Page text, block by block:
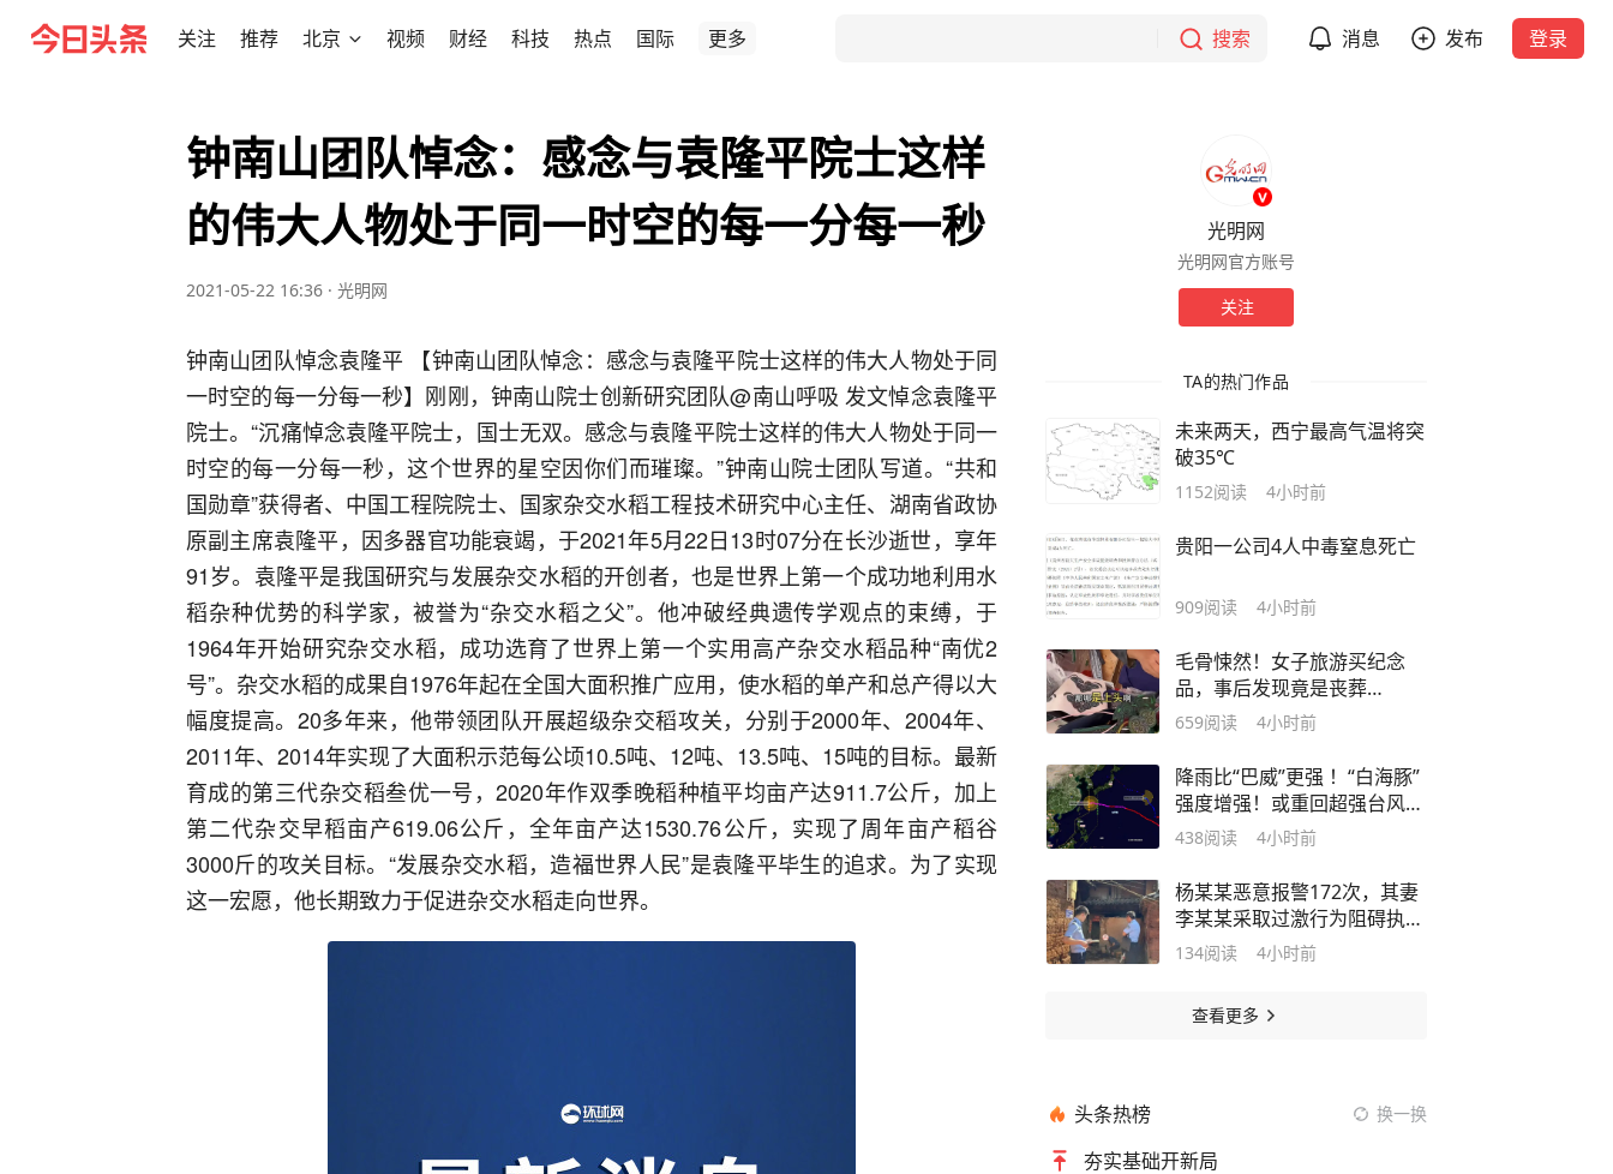
关注 推荐 北京 视频 财经 科技 热点 国际 更多 搜索 消息 发布 登录
钟南山团队悼念：感念与袁隆平院士这样
的伟大人物处于同一时空的每一分每一秒
2021-05-22 16:36 · 光明网
钟南山团队悼念袁隆平 【钟南山团队悼念：感念与袁隆平院士这样的伟大人物处于同
一时空的每一分每一秒】刚刚，钟南山院士创新研究团队@南山呼吸 发文悼念袁隆平
院士。“沉痛悼念袁隆平院士，国士无双。感念与袁隆平院士这样的伟大人物处于同一
时空的每一分每一秒，这个世界的星空因你们而璀璨。”钟南山院士团队写道。“共和
国勋章”获得者、中国工程院院士、国家杂交水稻工程技术研究中心主任、湖南省政协
原副主席袁隆平，因多器官功能衰竭，于2021年5月22日13时07分在长沙逝世，享年
91岁。袁隆平是我国研究与发展杂交水稻的开创者，也是世界上第一个成功地利用水
稻杂种优势的科学家，被誉为“杂交水稻之父”。他冲破经典遗传学观点的束缚，于
1964年开始研究杂交水稻，成功选育了世界上第一个实用高产杂交水稻品种“南优2
号”。杂交水稻的成果自1976年起在全国大面积推广应用，使水稻的单产和总产得以大
幅度提高。20多年来，他带领团队开展超级杂交稻攻关，分别于2000年、2004年、
2011年、2014年实现了大面积示范每公顷10.5吨、12吨、13.5吨、15吨的目标。最新
育成的第三代杂交稻叁优一号，2020年作双季晚稻种植平均亩产达911.7公斤，加上
第二代杂交早稻亩产619.06公斤，全年亩产达1530.76公斤，实现了周年亩产稻谷
3000斤的攻关目标。“发展杂交水稻，造福世界人民”是袁隆平毕生的追求。为了实现
这一宏愿，他长期致力于促进杂交水稻走向世界。
光明网
光明网官方账号
关注
TA的热门作品
未来两天，西宁最高气温将突
破35℃
1152阅读 4小时前
贵阳一公司4人中毒窒息死亡
909阅读 4小时前
毛骨悚然！女子旅游买纪念
品，事后发现竟是丧葬
品："一开始摊主拒退"
659阅读 4小时前
降雨比“巴威”更强 ！“白海豚”
强度增强！或重回超强台风
级！宁波全域预警→
438阅读 4小时前
杨某某恶意报警172次，其妻
李某某采取过激行为阻碍执
法，夫妻二人被行拘！
134阅读 4小时前
查看更多
头条热榜 换一换
夯实基础开新局